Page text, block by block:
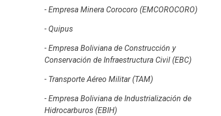
- Empresa Minera Corocoro (EMCOROCORO)
- Quipus
- Empresa Boliviana de Construcción y
Conservación de Infraestructura Civil (EBC)
- Transporte Aéreo Militar (TAM)
- Empresa Boliviana de Industrialización de
Hidrocarburos (EBIH)